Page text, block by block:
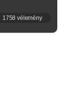
1758 vélemény